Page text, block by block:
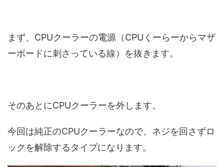
まず、CPUクーラーの電源（CPUくーらーからマザ
ーボードに刺さっている線）を抜きます。
そのあとにCPUクーラーを外します。
今回は純正のCPUクーラーなので、ネジを回さずロ
ックを解除するタイプになります。